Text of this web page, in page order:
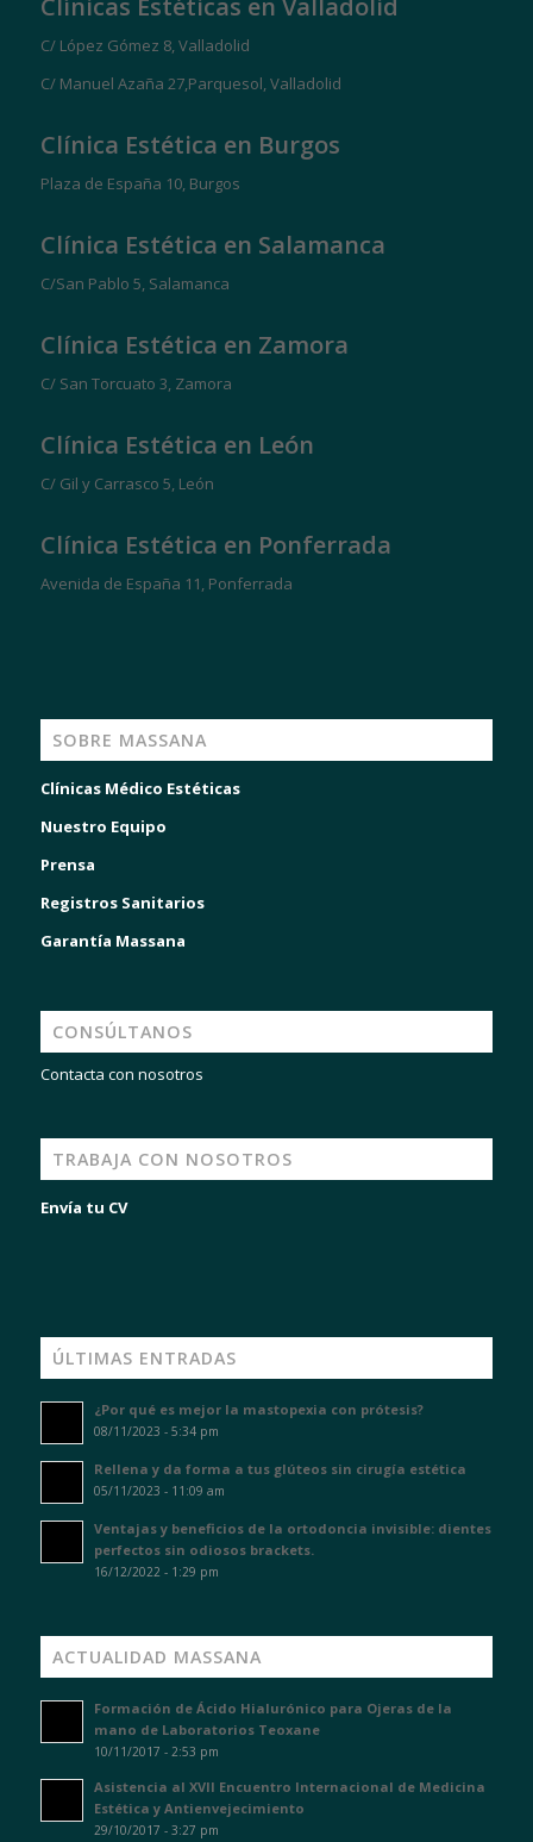
C/ López Gómez 8, Valladolid
C/ Manuel Azaña 27,Parquesol, Valladolid
Clínica Estética en Burgos
Plaza de España 10, Burgos
Clínica Estética en Salamanca
C/San Pablo 5, Salamanca
Clínica Estética en Zamora
C/ San Torcuato 3, Zamora
Clínica Estética en León
C/ Gil y Carrasco 5, León
Clínica Estética en Ponferrada
Avenida de España 11, Ponferrada
SOBRE MASSANA
Clínicas Médico Estéticas
Nuestro Equipo
Prensa
Registros Sanitarios
Garantía Massana
CONSÚLTANOS
Contacta con nosotros
TRABAJA CON NOSOTROS
Envía tu CV
ÚLTIMAS ENTRADAS
¿Por qué es mejor la mastopexia con prótesis?
08/11/2023 - 5:34 pm
Rellena y da forma a tus glúteos sin cirugía estética
05/11/2023 - 11:09 am
Ventajas y beneficios de la ortodoncia invisible: dientes
perfectos sin odiosos brackets.
16/12/2022 - 1:29 pm
ACTUALIDAD MASSANA
Formación de Ácido Hialurónico para Ojeras de la
mano de Laboratorios Teoxane
10/11/2017 - 2:53 pm
Asistencia al XVII Encuentro Internacional de Medicina
Estética y Antienvejecimiento
29/10/2017 - 3:27 pm